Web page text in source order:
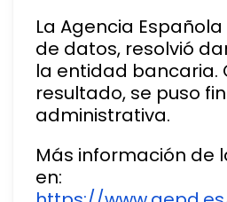
La Agencia
de datos, resolvió
la entidad bancaria.
resultado, se puso
administrativa.
Más información de
en: